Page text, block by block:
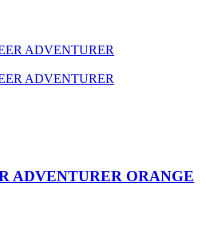
ADVENTURER ORANGE